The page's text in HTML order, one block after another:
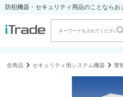
防犯機器・セキュリティ用品のことならお
全商品 セキュリティ用システム機器 警